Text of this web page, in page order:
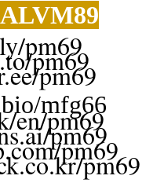
pm69
pm69
pm69
mfg66
en/pm69
pm69
pm69
pm69